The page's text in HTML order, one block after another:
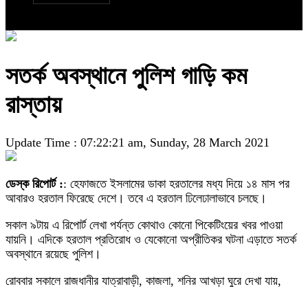
সতর্ক অবস্থানে পুলিশ গাড়ি কম
রাস্তায়
Update Time : 07:22:21 am, Sunday, 28 March 2021
ডেস্ক রিপোর্ট :: হেফাজতে ইসলামের ডাকা হরতালের মধ্য দিয়ে ১৪ মাস পর
আবারও হরতাল ফিরেছে দেশে। তবে এ হরতাল ঢিলেঢালাভাবে চলছে।
সকাল ৯টায় এ রিপোর্ট লেখা পর্যন্ত কোথাও কোনো পিকেটিংয়ের খবর পাওয়া
যায়নি। এদিকে হরতাল প্রতিরোধ ও যেকোনো অপ্রীতিকর ঘটনা এড়াতে সতর্ক
অবস্থানে রয়েছে পুলিশ।
রোববার সকালে রাজধানীর যাত্রাবাড়ী, কাজলা, শনির আখড়া ঘুরে দেখা যায়,